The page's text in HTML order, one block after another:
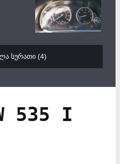
სურათი (4)
535 I